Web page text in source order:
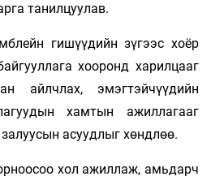
танилцуулав.
гишүүдийн зүгээс хоёр
хооронд харилцааг
айлчлах, эмэгтэйчүүдийн
хамтын ажиллагааг
асуудлыг хөндлөө.
хол ажиллаж, амьдарч